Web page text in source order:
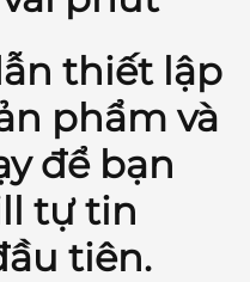
thiết lập
phẩm và
để bạn
tự tin
tiên.